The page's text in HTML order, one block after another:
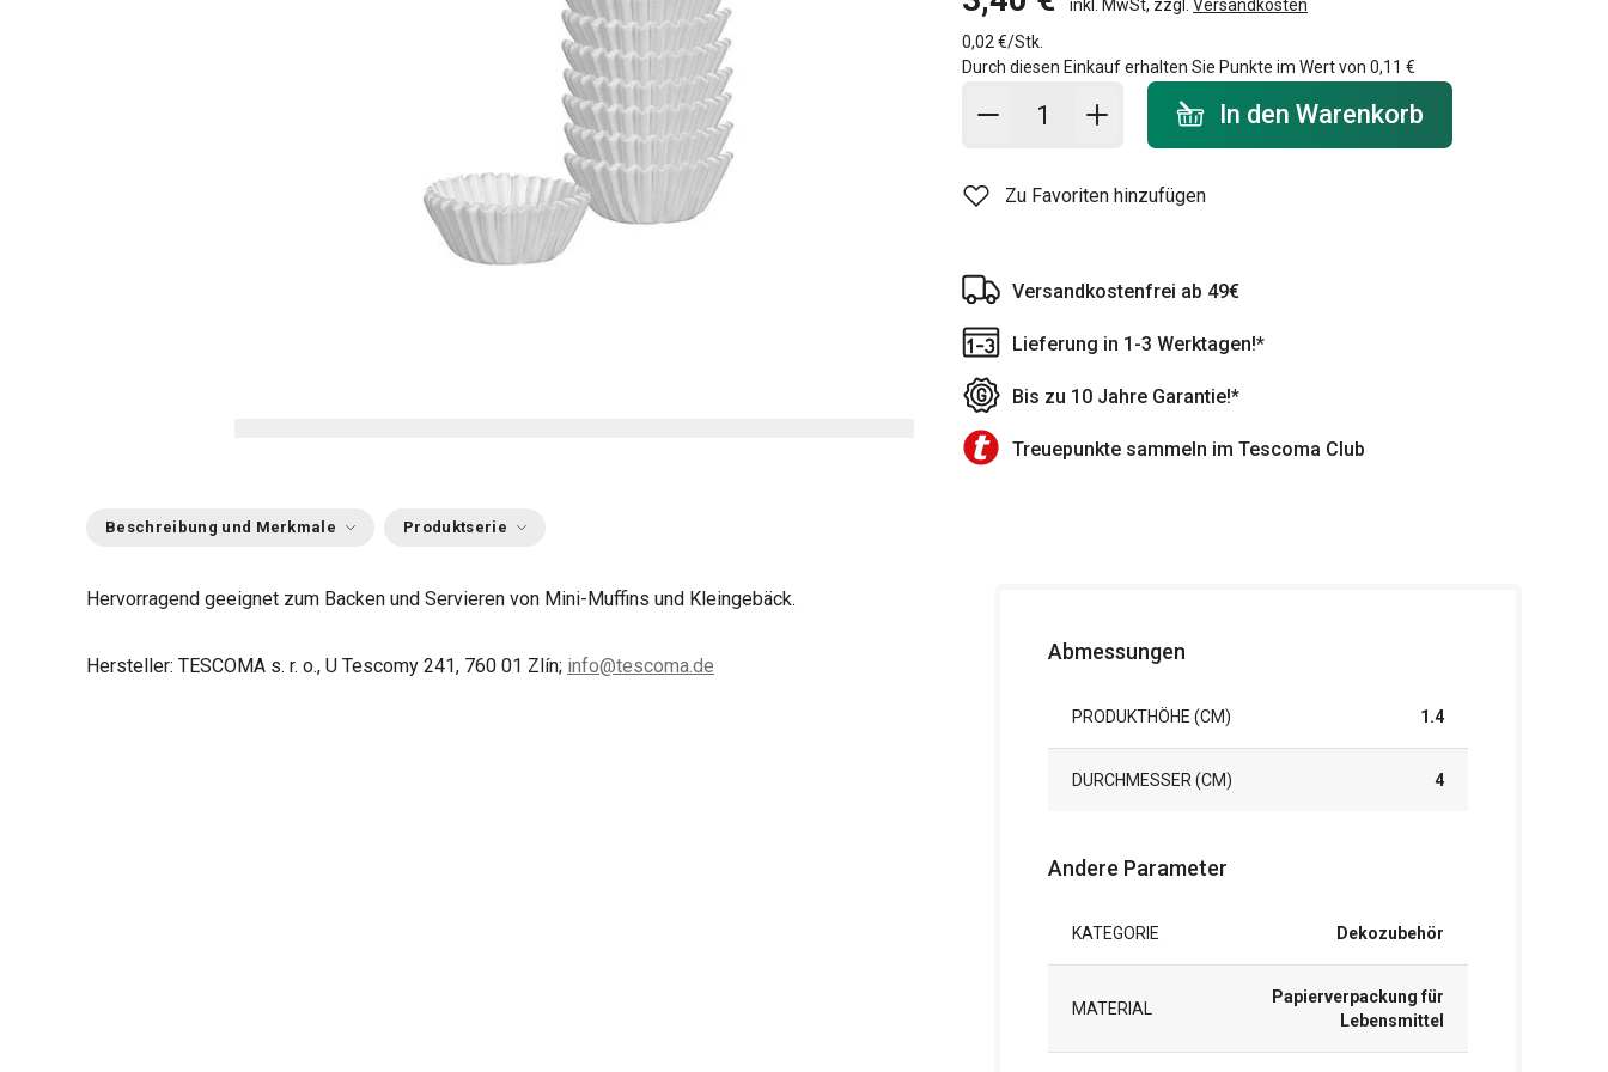
inkl. MwSt, zzgl. Versandkosten
0,02 €/Stk.
Durch diesen Einkauf erhalten Sie Punkte im Wert von 0,11 €
In den Warenkorb - Menge
In den Warenkorb
Zu Favoriten hinzufügen
Versandkostenfrei ab 49€
Lieferung in 1-3 Werktagen!*
Bis zu 10 Jahre Garantie!*
Treuepunkte sammeln im Tescoma Club
Beschreibung und Merkmale Produktserie
Hervorragend geeignet zum Backen und Servieren von Mini-Muffins und Kleingebäck.
Hersteller: TESCOMA s. r. o., U Tescomy 241, 760 01 Zlín; info@tescoma.de
Abmessungen
PRODUKTHÖHE (CM) 1.4
DURCHMESSER (CM) 4
Andere Parameter
KATEGORIE Dekozubehör
MATERIAL
Papierverpackung für
Lebensmittel